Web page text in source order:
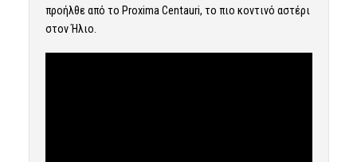
προήλθε από το Proxima Centauri, το πιο κοντινό αστέρι
στον Ήλιο.